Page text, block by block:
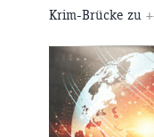
Krim-Brücke zu